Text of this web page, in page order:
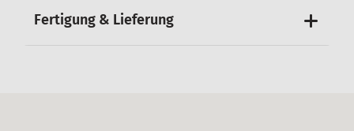
Fertigung & Lieferung